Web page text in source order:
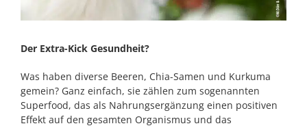
Der Extra-Kick Gesundheit?
Was haben diverse Beeren, Chia-Samen und Kurkuma
gemein? Ganz einfach, sie zählen zum sogenannten
Superfood, das als Nahrungsergänzung einen positiven
Effekt auf den gesamten Organismus und das